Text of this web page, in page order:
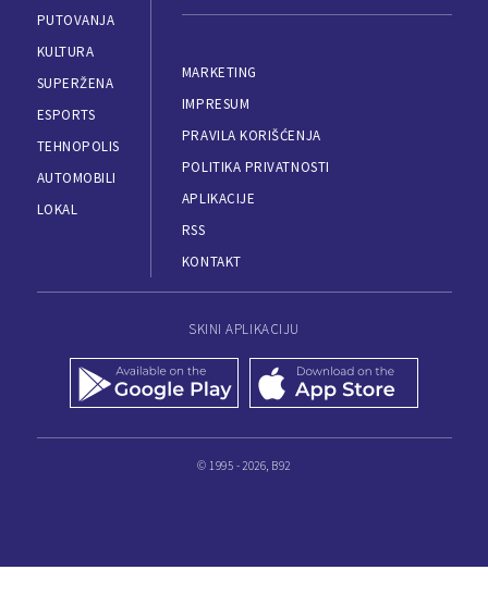
PUTOVANJA
KULTURA
SUPERŽENA
ESPORTS
TEHNOPOLIS
AUTOMOBILI
LOKAL
MARKETING
IMPRESUM
PRAVILA KORIŠĆENJA
POLITIKA PRIVATNOSTI
APLIKACIJE
RSS
KONTAKT
SKINI APLIKACIJU
© 1995 - 2026, B92